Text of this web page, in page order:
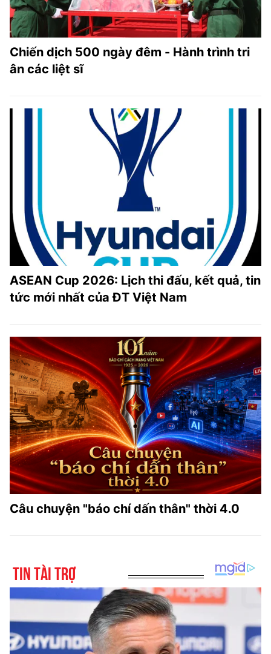
Chiến dịch 500 ngày đêm - Hành trình tri
ân các liệt sĩ
ASEAN Cup 2026: Lịch thi đấu, kết quả, tin
tức mới nhất của ĐT Việt Nam
Câu chuyện "báo chí dấn thân" thời 4.0